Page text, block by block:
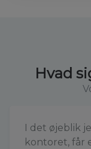
Hvad
I det øjeblik
kontoret, får